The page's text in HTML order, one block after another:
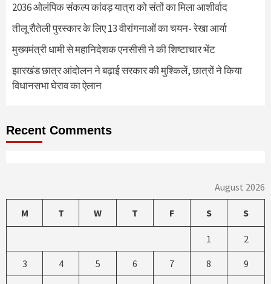
2036 ओलंपिक संकल्प कांवड़ यात्रा को संतों का मिला आशीर्वाद
तीलू रौतेली पुरस्कार के लिए 13 वीरांगनाओं का चयन- रेखा आर्या
मुख्यमंत्री धामी से महानिदेशक एनसीसी ने की शिष्टाचार भेंट
झारखंड छात्र आंदोलन ने बढ़ाई सरकार की मुश्किलें, छात्रों ने किया
विधानसभा घेराव का ऐलान
Recent Comments
August 2026
M T W T F S S
1 2
3 4 5 6 7 8 9